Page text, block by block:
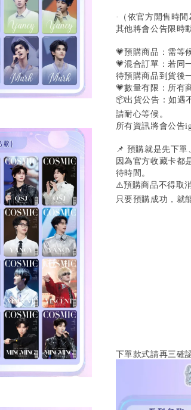
·（依官方開售時
其他將會公告限時
💗預購商品：需等
💗混合訂單：若同
待預購商品到貨後
💗數量有限：所有
📦出貨公告：如遇
請耐心等候。
所有資訊將會公告
📌 預購就是先下
因為官方收藏卡都
待時間。
⚠️預購商品不得取
只要預購成功，就
下單款式請再三確